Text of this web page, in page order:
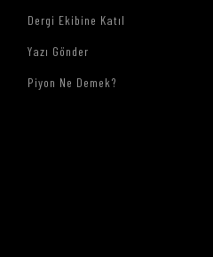
Dergi Ekibine Katıl
Yazı Gönder
Piyon Ne Demek?